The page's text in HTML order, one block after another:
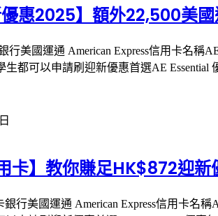
優惠2025】額外22,500美
行美國運通 American Express信用卡名稱
生都可以申請刷迎新優惠首選AE Essential
卡】教你賺足HK$872迎
行美國運通 American Express信用卡名稱